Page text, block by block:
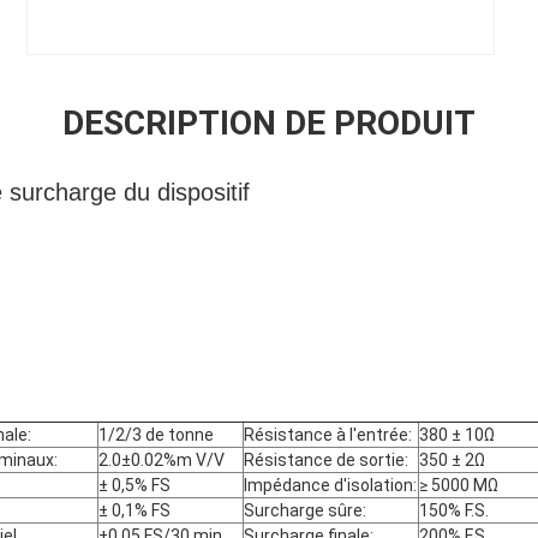
DESCRIPTION DE PRODUIT
du dispositif
1/2/3 de tonne Résistance à l'entrée: 380 ± 10Ω
2.0±0.02%m V/V Résistance de sortie:
350 ± 2Ω
± 0,5% FS
Impédance d'isolation: ≥ 5000 MΩ
± 0,1% FS
Surcharge sûre:
150% F.S.